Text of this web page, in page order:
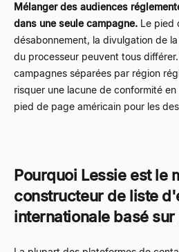
Mélanger des audiences
dans une seule campagne. Le pied
désabonnement, la divulgation de
du processeur peuvent tous
campagnes séparées par région
risquer une lacune de conformité
pied de page américain pour les
Pourquoi Lessie est le
constructeur de liste
internationale basé